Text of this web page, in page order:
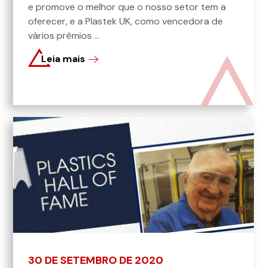
e promove o melhor que o nosso setor tem a
oferecer, e a Plastek UK, como vencedora de
vários prêmios ...
Leia mais
30 DE SETEMBRO DE 2020